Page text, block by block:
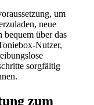
um
neue
bequem über das
Nutzer,
sorgfältig
zum